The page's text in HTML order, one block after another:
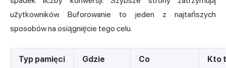
użytkowników. Buforowanie to jeden z najtańszych
sposobów na osiągnięcie tego celu.
Typ pamięci
Gdzie
Co
Kto